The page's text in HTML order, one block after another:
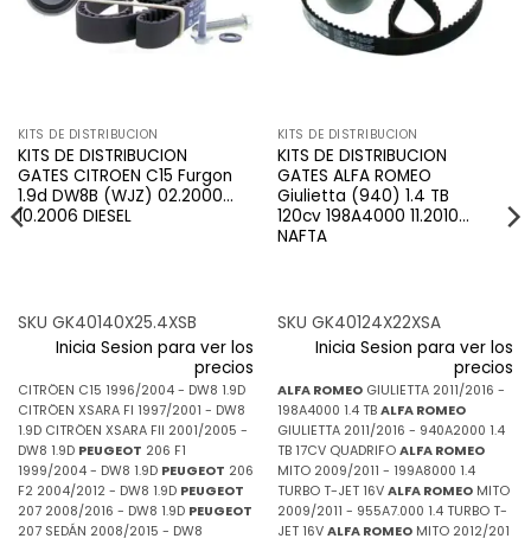
KITS DE DISTRIBUCION
KITS DE DISTRIBUCION
GATES CITROEN C15 Furgon
1.9d DW8B (WJZ) 02.2000…
10.2006 DIESEL
SKU GK40140X25.4XSB
Inicia Sesion para ver los
precios
CITRÖEN C15 1996/2004 - DW8 1.9D
CITRÖEN XSARA FI 1997/2001 - DW8
1.9D CITRÖEN XSARA FII 2001/2005 -
DW8 1.9D PEUGEOT 206 F1
1999/2004 - DW8 1.9D PEUGEOT 206
F2 2004/2012 - DW8 1.9D PEUGEOT
207 2008/2016 - DW8 1.9D PEUGEOT
207 SEDÁN 2008/2015 - DW8
KITS DE DISTRIBUCION
KITS DE DISTRIBUCION
GATES ALFA ROMEO
Giulietta (940) 1.4 TB
120cv 198A4000 11.2010…
NAFTA
SKU GK40124X22XSA
Inicia Sesion para ver los
precios
ALFA ROMEOGIULIETTA 2011/2016 -
198A4000 1.4 TB ALFA ROMEO
GIULIETTA 2011/2016 - 940A2000 1.4
TB 17CV QUADRIFO ALFA ROMEO
MITO 2009/2011 - 199A8000 1.4
TURBO T-JET 16V ALFA ROMEOMITO
2009/2011 - 955A7.000 1.4 TURBO T-
JET 16V ALFA ROMEOMITO 2012/201